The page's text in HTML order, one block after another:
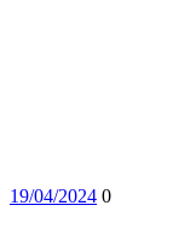
19/04/2024 0